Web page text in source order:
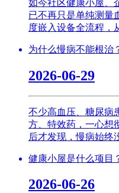
如今社区健康小屋、
已不再只是单纯测量
度嵌入设备全流程，
为什么慢病不能根治
2026-06-29
不少高血压、糖尿病
方、特效药，一心想
后才发现，慢病始终
健康小屋是什么项目
2026-06-26